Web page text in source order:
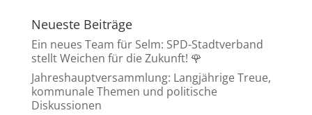
Neueste Beiträge
Ein neues Team für Selm: SPD-Stadtverband
stellt Weichen für die Zukunft! 🌹
Jahreshauptversammlung: Langjährige Treue,
kommunale Themen und politische
Diskussionen